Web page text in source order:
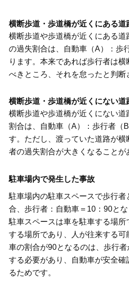
横断歩道・歩道橋が近くにある道
横断歩道や歩道橋が近くにある道
の過失割合は、自動車（A）：歩
ります。本来であれば歩行者は横
べきところ、それを怠ったと判断
横断歩道・歩道橋が近くにない道
横断歩道や歩道橋が近くにない道
割合は、自動車（A）：歩行者（
す。ただし、渡っていた道路が
者の過失割合が大きくなることが
駐車場内で発生した事故
駐車場内の駐車スペースで歩行
合、歩行者：自動車＝10：90とな
駐車スペースは車を駐車する場所
する場所であり、人が往来する可
車の割合が90となるのは、歩行
する必要があり、自動車が安全
るためです。